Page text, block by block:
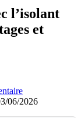
l’isolant
et
06/2026